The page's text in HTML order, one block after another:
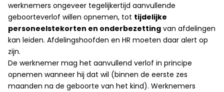
werknemers ongeveer tegelijkertijd aanvullende
geboorteverlof willen opnemen, tot tijdelijke
personeelstekorten en onderbezetting van afdelingen
kan leiden. Afdelingshoofden en HR moeten daar alert op
zijn.
De werknemer mag het aanvullend verlof in principe
opnemen wanneer hij dat wil (binnen de eerste zes
maanden na de geboorte van het kind). Werknemers